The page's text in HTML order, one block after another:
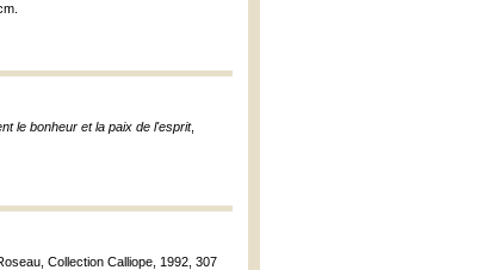
le bonheur et la paix de l'esprit,
Collection Calliope, 1992, 307